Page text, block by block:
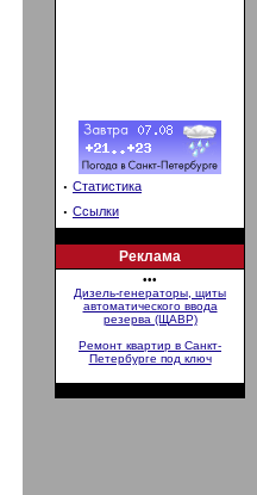
· Статистика
· Ссылки
Реклама
•••
Дизель-генераторы, щиты
автоматического ввода
резерва (ЩАВР)
Ремонт квартир в Санкт-
Петербурге под ключ